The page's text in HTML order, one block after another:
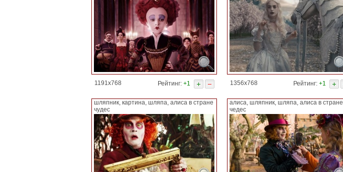
1191x768 Рейтинг: +1 1356x768 Рейтинг: +1
шляпник, картина, шляпа, алиса в стране
чудес
алиса, шляпник, шляпа, алиса в стране
чедес